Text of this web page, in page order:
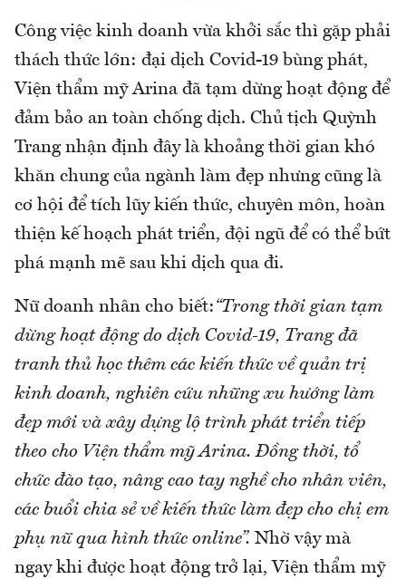
Công việc kinh doanh vừa khởi sắc thì gặp phải
thách thức lớn: đại dịch Covid-19 bùng phát,
Viện thẩm mỹ Arina đã tạm dừng hoạt động để
đảm bảo an toàn chống dịch. Chủ tịch Quỳnh
Trang nhận định đây là khoảng thời gian khó
khăn chung của ngành làm đẹp nhưng cũng là
cơ hội để tích lũy kiến thức, chuyên môn, hoàn
thiện kế hoạch phát triển, đội ngũ để có thể bứt
phá mạnh mẽ sau khi dịch qua đi.
Nữ doanh nhân cho biết: “Trong thời gian tạm
dừng hoạt động do dịch Covid-19, Trang đã
tranh thủ học thêm các kiến thức về quản trị
kinh doanh, nghiên cứu những xu hướng làm
đẹp mới và xây dựng lộ trình phát triển tiếp
theo cho Viện thẩm mỹ Arina. Đồng thời, tổ
chức đào tạo, nâng cao tay nghề cho nhân viên,
các buổi chia sẻ về kiến thức làm đẹp cho chị em
phụ nữ qua hình thức online”. Nhờ vậy mà
ngay khi được hoạt động trở lại, Viện thẩm mỹ